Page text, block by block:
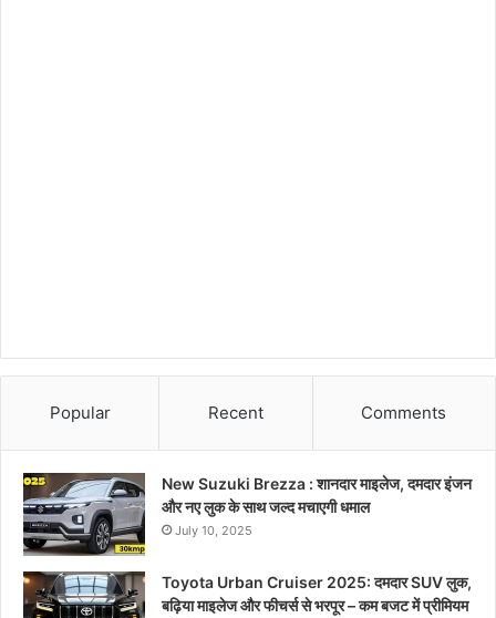
Popular Recent Comments
New Suzuki Brezza : शानदार माइलेज, दमदार इंजन
और नए लुक के साथ जल्द मचाएगी धमाल
July 10, 2025
Toyota Urban Cruiser 2025: दमदार SUV लुक,
बढ़िया माइलेज और फीचर्स से भरपूर – कम बजट में प्रीमियम